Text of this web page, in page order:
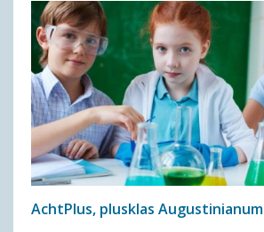
AchtPlus, plusklas Augustinianum